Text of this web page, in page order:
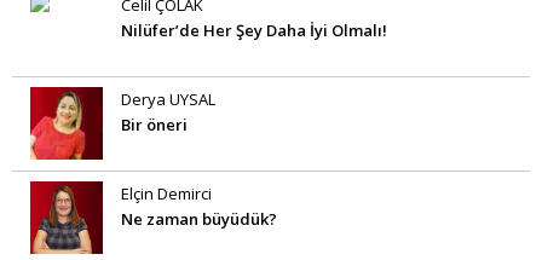
Celil ÇOLAK
Nilüfer’de Her Şey Daha İyi Olmalı!
Derya UYSAL
Bir öneri
Elçin Demirci
Ne zaman büyüdük?